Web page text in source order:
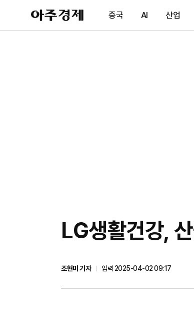
아
주
제
중국 AI 산업
LG생활건강,
조현미 기자
입력 2025-04-02 09:17